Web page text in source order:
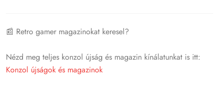
📰 Retro gamer magazinokat keresel?
Nézd meg teljes konzol újság és magazin kínálatunkat is itt:
Konzol újságok és magazinok